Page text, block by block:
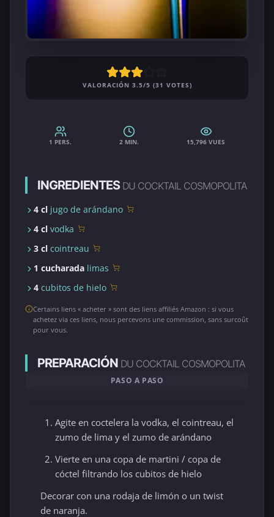
VALORACIÓN 3.5/5 (31 VOTES)
1 PERS. 2 MIN. 15,796 VUES
INGREDIENTES DU COCKTAIL COSMOPOLITA
4 cl jugo de arándano
4 cl vodka
3 cl cointreau
1 cucharada limas
4 cubitos de hielo
Certains liens « acheter » sont des liens affiliés Amazon : si vous
achetez via ces liens, nous percevons une commission, sans surcoût
pour vous.
PREPARACIÓN DU COCKTAIL COSMOPOLITA
PASO A PASO
Agite en coctelera la vodka, el cointreau, el
zumo de lima y el zumo de arándano
Vierte en una copa de martini / copa de
cóctel filtrando los cubitos de hielo
Decorar con una rodaja de limón o un twist
de naranja.